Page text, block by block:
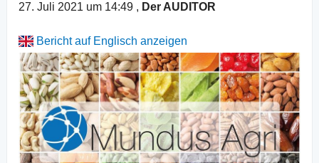
27. Juli 2021 um 14:49 , Der AUDITOR
Bericht auf Englisch anzeigen